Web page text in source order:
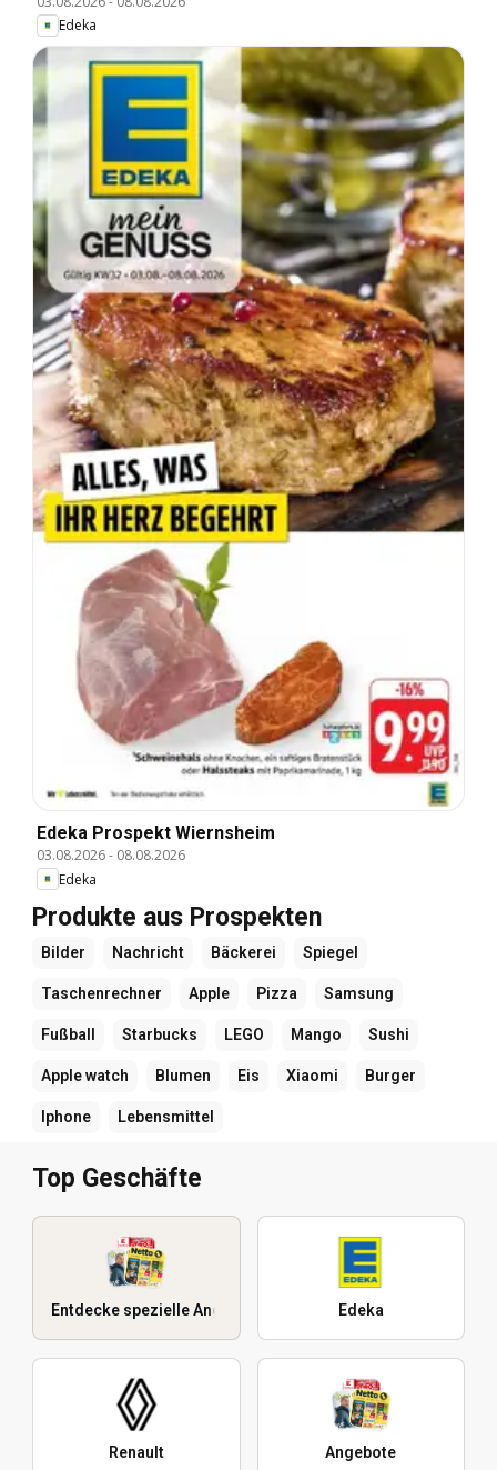
Edeka
Edeka Prospekt Wiernsheim
03.08.2026- 08.08.2026
Edeka
Produkte aus Prospekten
Bilder Nachricht Bäckerei Spiegel
Taschenrechner Apple Pizza Samsung
Fußball Starbucks LEGO Mango Sushi
Apple watch Blumen Eis Xiaomi Burger
Iphone Lebensmittel
Top Geschäfte
Entdecke spezielle Angebote Edeka
Renault Angebote